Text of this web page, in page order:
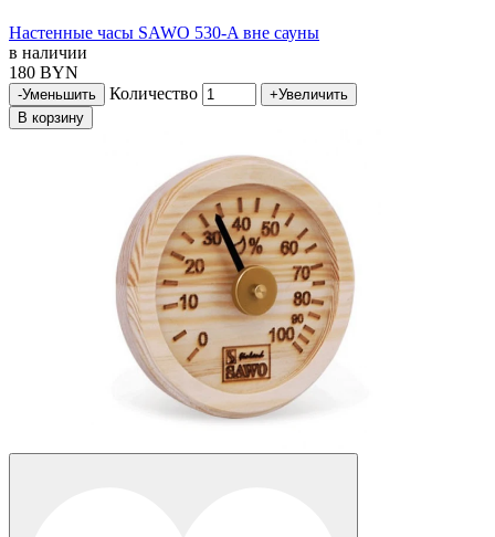
Настенные часы SAWO 530-A вне сауны
в наличии
180 BYN
-Уменьшить Количество +Увеличить
В корзину